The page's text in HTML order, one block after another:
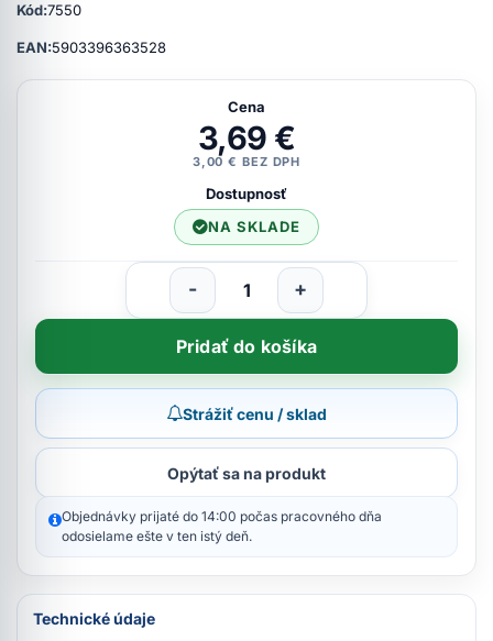
Kód:7550
EAN:5903396363528
Cena
3,69 €
3,00 € BEZ DPH
Dostupnosť
NA SKLADE
- +
Pridať do košíka
Strážiť cenu / sklad
Opýtať sa na produkt
Objednávky prijaté do 14:00 počas pracovného dňa
odosielame ešte v ten istý deň.
Technické údaje